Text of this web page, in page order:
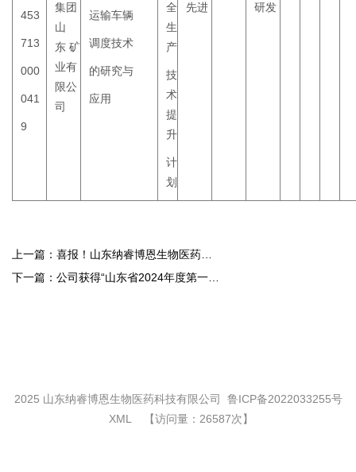
453
713
000
041
9
集团
山
东 矿
业有
限公
司
运输车辆
调度技术
的研究与
应用
全
生
产
技
术
提
升
计
划
先进
研发
上一篇： 喜报！山东纳睿博恩生物医药科
业认定
下一篇： 公司获得“山东省2024年度第一批
2025 山东纳睿博恩生物医药科技有限公司 鲁ICP备2022033255号
XML
【访问量：26587次】